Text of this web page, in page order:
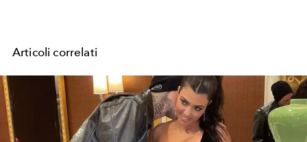
Articoli correlati